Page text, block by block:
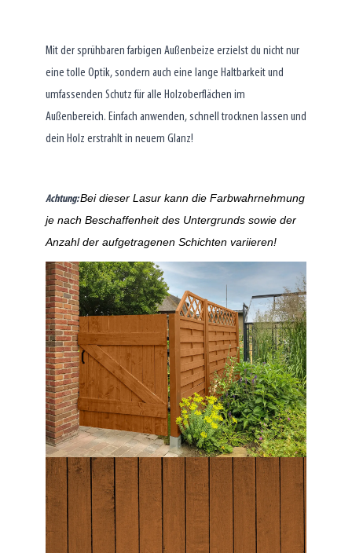
Mit der sprühbaren farbigen Außenbeize erzielst du nicht nur
eine tolle Optik, sondern auch eine lange Haltbarkeit und
umfassenden Schutz für alle Holzoberflächen im
Außenbereich. Einfach anwenden, schnell trocknen lassen und
dein Holz erstrahlt in neuem Glanz!
Achtung:Bei dieser Lasur kann die Farbwahrnehmung
je nach Beschaffenheit des Untergrunds sowie der
Anzahl der aufgetragenen Schichten variieren!